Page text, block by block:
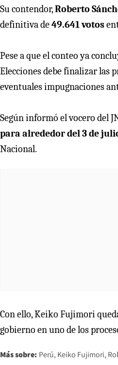
Su contendor,Roberto
definitiva de49.641 votos
Pese a que el conteo ya
Elecciones debe finalizar las
eventuales impugnaciones
Según informó el vocero del
para alrededor del 3 de
Nacional.
Con ello, Keiko Fujimori
gobierno en uno de los
Más sobre: Perú Keiko Fujimori